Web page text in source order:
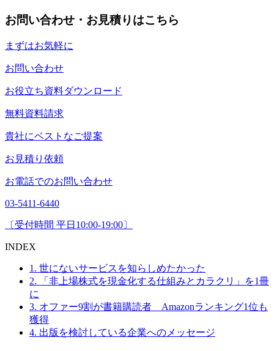
お問い合わせ・お見積りはこちら
まずはお気軽に
お問い合わせ
お役立ち資料ダウンロード
無料資料請求
貴社にベストなご提案
お見積り依頼
お電話でのお問い合わせ
03-5411-6440
〔受付時間 平日10:00-19:00〕
INDEX
1. 世にないサービスを知らしめたかった
2. 「非上場株式を現金化する仕組みとカラクリ」を1冊
に
3. オファー9割が書籍購読者 Amazonランキング1位も
獲得
4. 出版を検討している企業へのメッセージ